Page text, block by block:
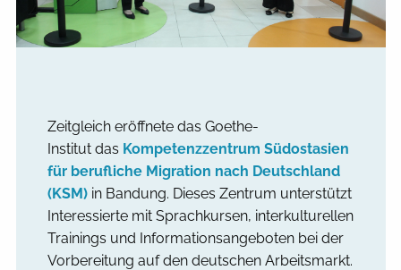
Zeitgleich eröffnete das Goethe-
Institut das Kompetenzzentrum Südostasien
für berufliche Migration nach Deutschland
(KSM) in Bandung. Dieses Zentrum unterstützt
Interessierte mit Sprachkursen, interkulturellen
Trainings und Informationsangeboten bei der
Vorbereitung auf den deutschen Arbeitsmarkt.